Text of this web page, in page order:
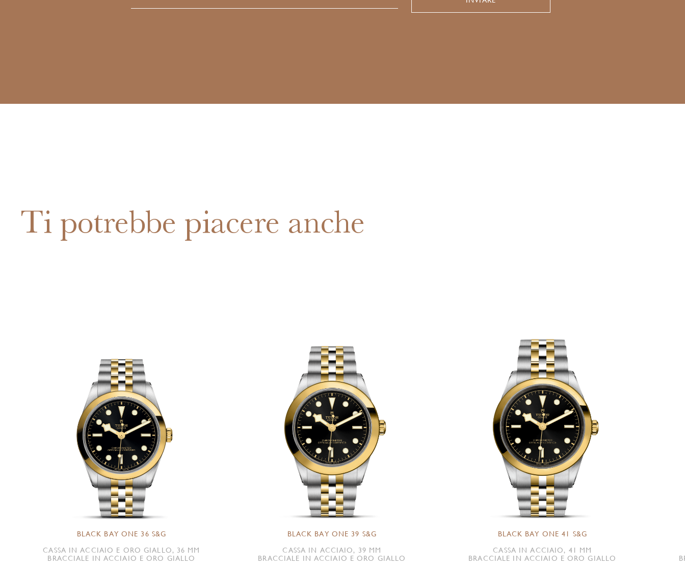
Ti potrebbe piacere anche
BLACK BAY ONE 36 S&G
CASSA IN ACCIAIO E ORO GIALLO, 36 MM
BRACCIALE IN ACCIAIO E ORO GIALLO
BLACK BAY ONE 39 S&G
CASSA IN ACCIAIO, 39 MM
BRACCIALE IN ACCIAIO E ORO GIALLO
BLACK BAY ONE 41 S&G
CASSA IN ACCIAIO, 41 MM
BRACCIALE IN ACCIAIO E ORO GIALLO